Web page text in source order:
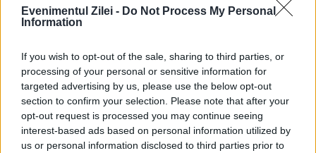
Evenimentul Zilei - Do Not Process My Personal
Information
If you wish to opt-out of the sale, sharing to third parties, or
processing of your personal or sensitive information for
targeted advertising by us, please use the below opt-out
section to confirm your selection. Please note that after your
opt-out request is processed you may continue seeing
interest-based ads based on personal information utilized by
us or personal information disclosed to third parties prior to
a conchis Gheorghiță.
Cu ce riscuri ne putem confrunta în
următorii ani. Ilie Bolojan vorbește
despre ratingul României: Sper să